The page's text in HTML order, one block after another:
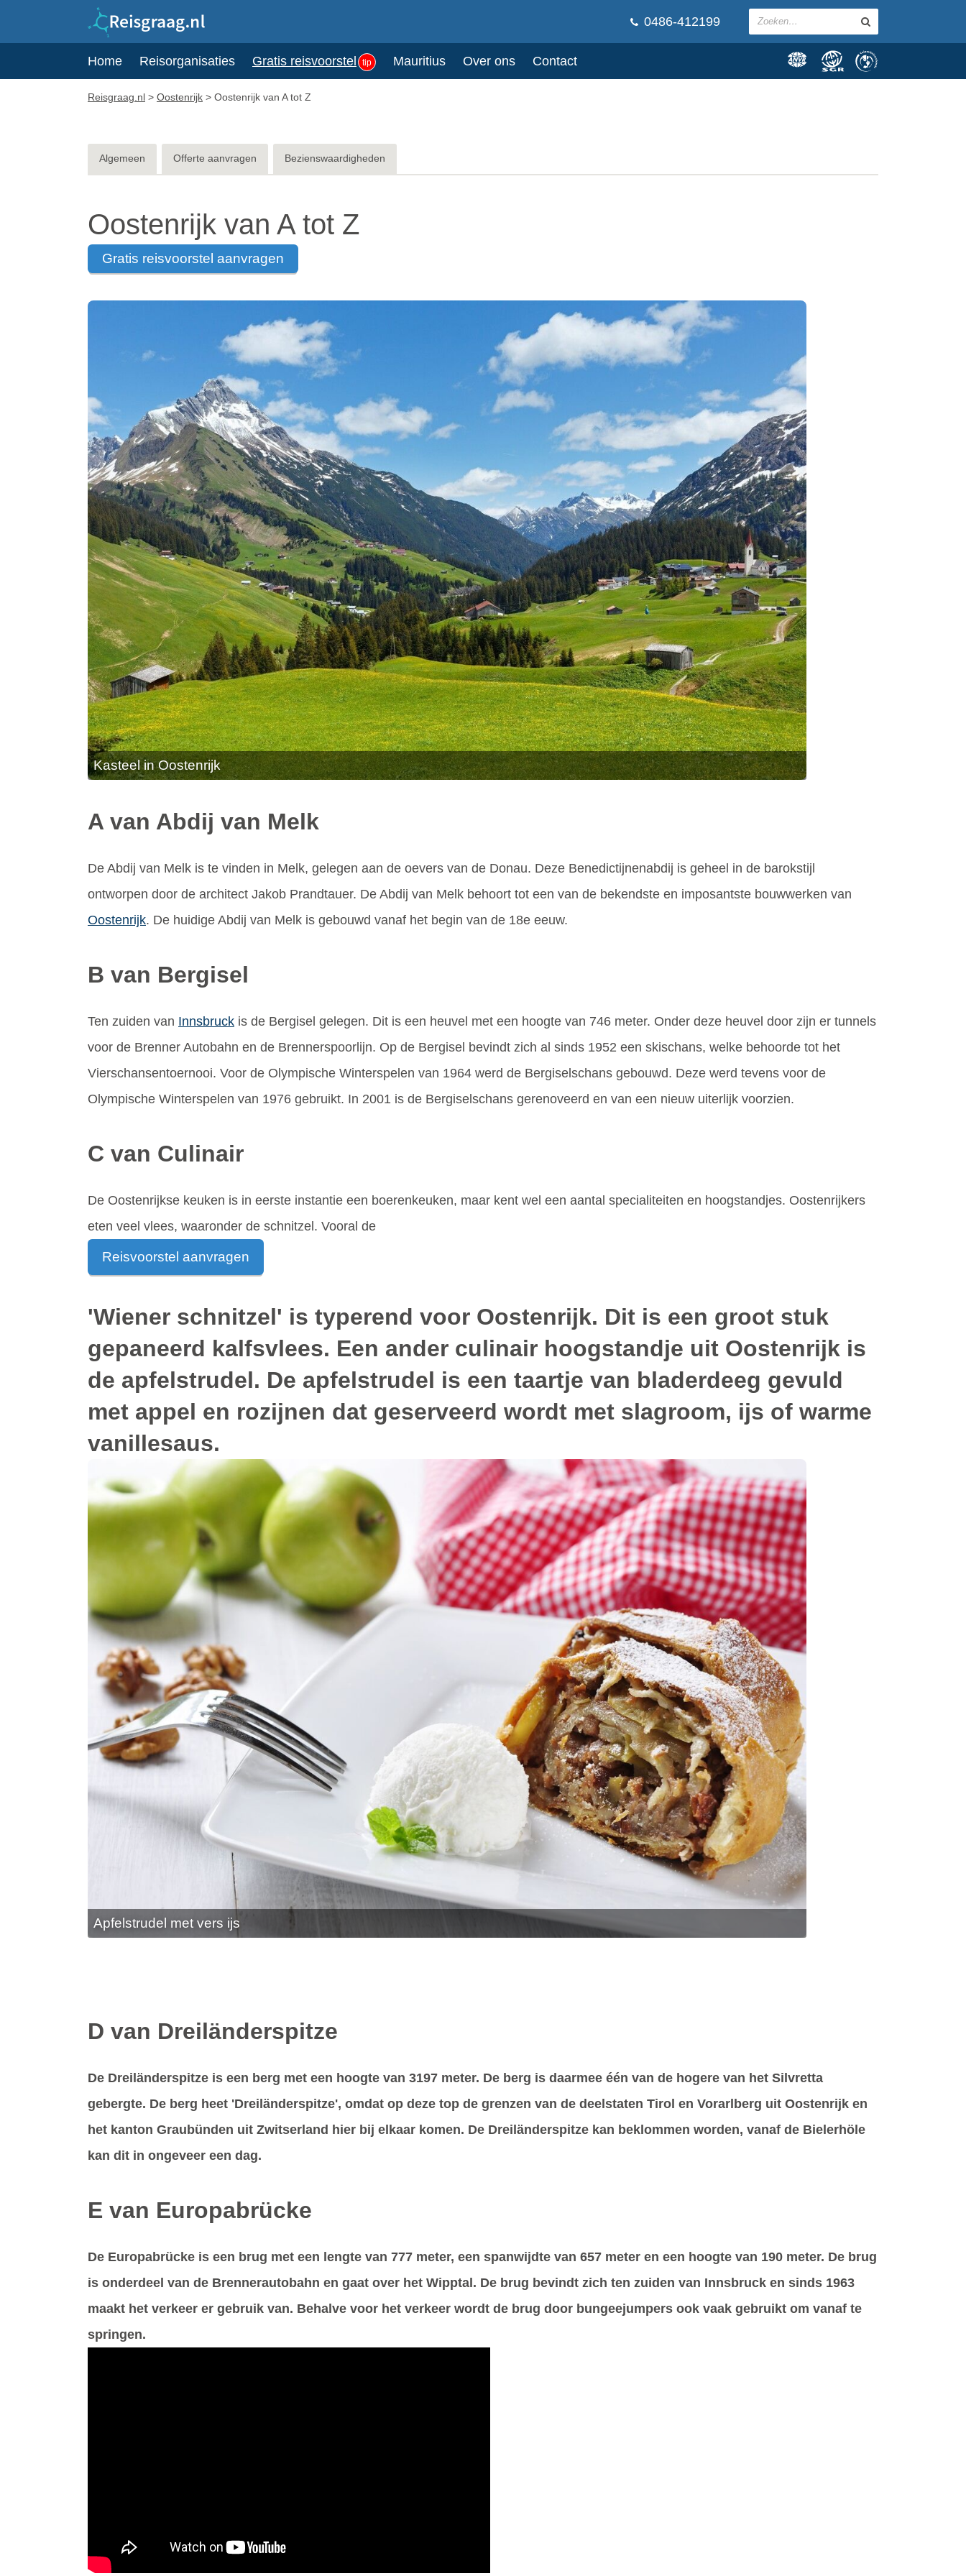
0486-412199
Home Reisorganisaties Gratis reisvoorstel tip Mauritius Over ons Contact
Reisgraag.nl > Oostenrijk > Oostenrijk van A tot Z
Algemeen Offerte aanvragen Bezienswaardigheden
Oostenrijk van A tot Z
gratis reisvoorstel aanvragen
Kasteel in Oostenrijk
A van Abdij van Melk
De Abdij van Melk is te vinden in Melk, gelegen aan de oevers van de Donau. Deze Benedictijnenabdij is geheel in de barokstijl
ontworpen door de architect Jakob Prandtauer. De Abdij van Melk behoort tot een van de bekendste en imposantste bouwwerken van
Oostenrijk. De huidige Abdij van Melk is gebouwd vanaf het begin van de 18e eeuw.
B van Bergisel
Ten zuiden van Innsbruck is de Bergisel gelegen. Dit is een heuvel met een hoogte van 746 meter. Onder deze heuvel door zijn er tunnels
voor de Brenner Autobahn en de Brennerspoorlijn. Op de Bergisel bevindt zich al sinds 1952 een skischans, welke behoorde tot het
Vierschansentoernooi. Voor de Olympische Winterspelen van 1964 werd de Bergiselschans gebouwd. Deze werd tevens voor de
Olympische Winterspelen van 1976 gebruikt. In 2001 is de Bergiselschans gerenoveerd en van een nieuw uiterlijk voorzien.
C van Culinair
De Oostenrijkse keuken is in eerste instantie een boerenkeuken, maar kent wel een aantal specialiteiten en hoogstandjes. Oostenrijkers
eten veel vlees, waaronder de schnitzel. Vooral de
Reisvoorstel aanvragen
'Wiener schnitzel' is typerend voor Oostenrijk. Dit is een groot stuk
gepaneerd kalfsvlees. Een ander culinair hoogstandje uit Oostenrijk is
de apfelstrudel. De apfelstrudel is een taartje van bladerdeeg gevuld
met appel en rozijnen dat geserveerd wordt met slagroom, ijs of warme
vanillesaus.
Apfelstrudel met vers ijs
D van Dreiländerspitze
De Dreiländerspitze is een berg met een hoogte van 3197 meter. De berg is daarmee één van de hogere van het Silvretta
gebergte. De berg heet 'Dreiländerspitze', omdat op deze top de grenzen van de deelstaten Tirol en Vorarlberg uit Oostenrijk en
het kanton Graubünden uit Zwitserland hier bij elkaar komen. De Dreiländerspitze kan beklommen worden, vanaf de Bielerhöle
kan dit in ongeveer een dag.
E van Europabrücke
De Europabrücke is een brug met een lengte van 777 meter, een spanwijdte van 657 meter en een hoogte van 190 meter. De brug
is onderdeel van de Brennerautobahn en gaat over het Wipptal. De brug bevindt zich ten zuiden van Innsbruck en sinds 1963
maakt het verkeer er gebruik van. Behalve voor het verkeer wordt de brug door bungeejumpers ook vaak gebruikt om vanaf te
springen.